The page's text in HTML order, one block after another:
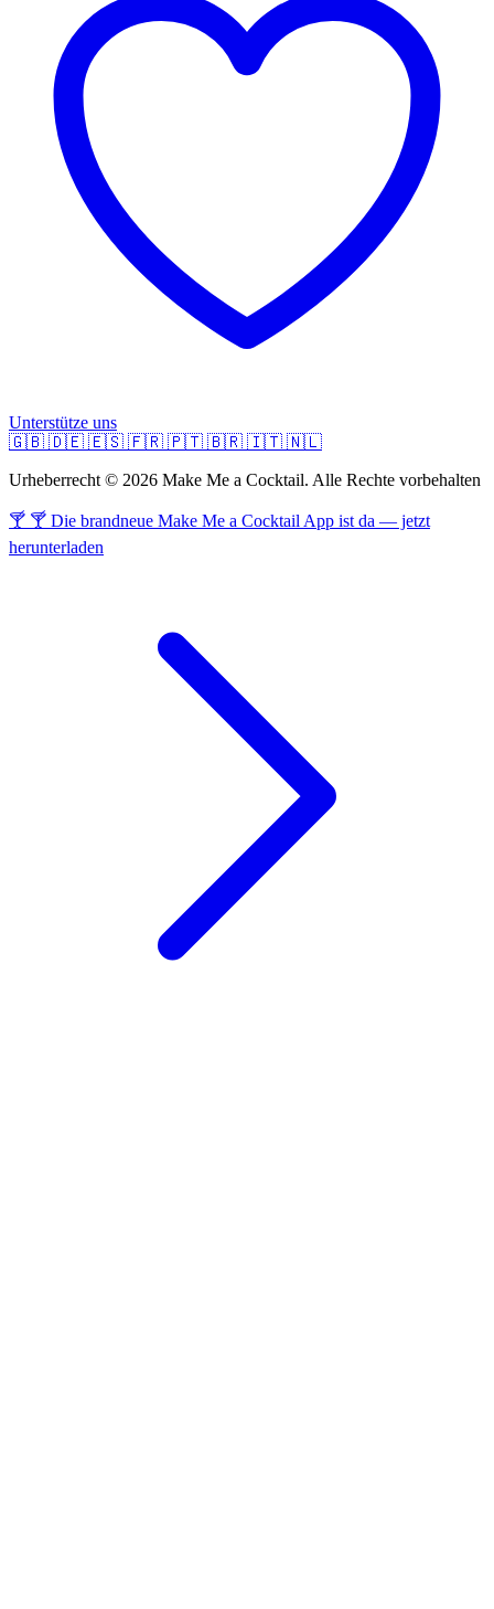
Unterstütze uns
🇬🇧 🇩🇪 🇪🇸 🇫🇷 🇵🇹 🇧🇷 🇮🇹 🇳🇱
Urheberrecht © 2026 Make Me a Cocktail. Alle Rechte vorbehalten
🍸 🍸 Die brandneue Make Me a Cocktail App ist da — jetzt
herunterladen